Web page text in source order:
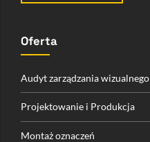
Oferta
Audyt zarządzania wizualnego
Projektowanie i Produkcja
Montaż oznaczeń